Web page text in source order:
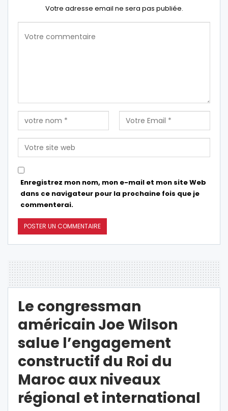
Votre adresse email ne sera pas publiée.
Enregistrez mon nom, mon e-mail et mon site Web
dans ce navigateur pour la prochaine fois que je
commenterai.
Le congressman
américain Joe Wilson
salue l’engagement
constructif du Roi du
Maroc aux niveaux
régional et international